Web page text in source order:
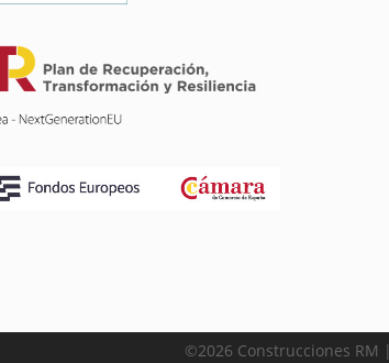
©2026 Construcciones RM |